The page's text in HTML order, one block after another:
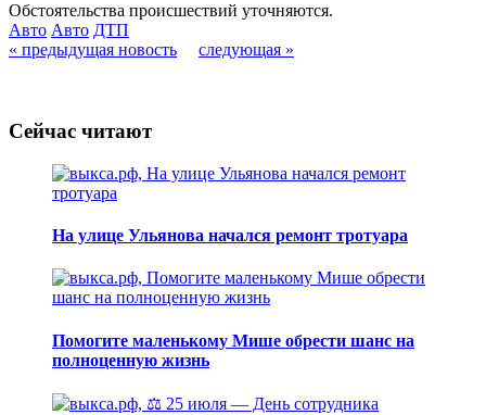
Обстоятельства происшествий уточняются.
Авто Авто ДТП
« предыдущая новость
следующая »
Сейчас читают
На улице Ульянова начался ремонт тротуара
Помогите маленькому Мише обрести шанс на
полноценную жизнь